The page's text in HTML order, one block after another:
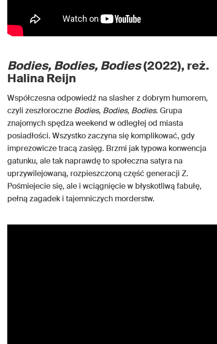
Bodies, Bodies, Bodies(2022), reż.
Halina Reijn
Współczesna odpowiedź na slasher z dobrym humorem,
czyli zeszłoroczne Bodies, Bodies, Bodies. Grupa
znajomych spędza weekend w odległej od miasta
posiadłości. Wszystko zaczyna się komplikować, gdy
imprezowicze tracą zasięg. Brzmi jak typowa konwencja
gatunku, ale tak naprawdę to społeczna satyra na
uprzywilejowaną, rozpieszczoną część generacji Z.
Pośmiejecie się, ale i wciągnięcie w błyskotliwą fabułę,
pełną zagadek i tajemniczych morderstw.